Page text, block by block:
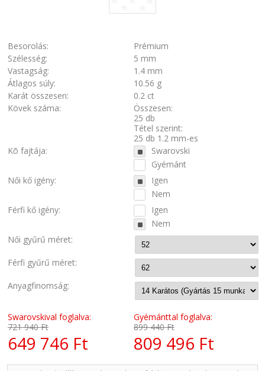
Besorolás:
Prémium
Szélesség:
5 mm
Vastagság:
1.4 mm
Átlagos súly:
10.56 g
Karát összesen:
0.2 ct
Kövek száma:
Összesen:
25 db
Tétel szerint:
25 db 1.2 mm-es
Kõ fajtája:
Swarovski
Gyémánt
Női kő igény:
Igen
Nem
Férfi kő igény:
Igen
Nem
Női gyűrű méret:
Férfi gyűrű méret:
Anyagfinomság:
Swarovskival foglalva:
721 940 Ft
649 746 Ft
Gyémánttal foglalva:
899 440 Ft
809 496 Ft